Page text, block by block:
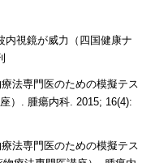
内視鏡が威力（四国健康ナ
法専門医のための模擬テス
）. 腫瘍内科. 2015; 16(4):
法専門医のための模擬テス